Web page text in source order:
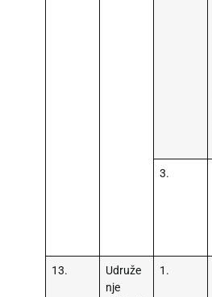
3.
13.
Udruže
nje
1.